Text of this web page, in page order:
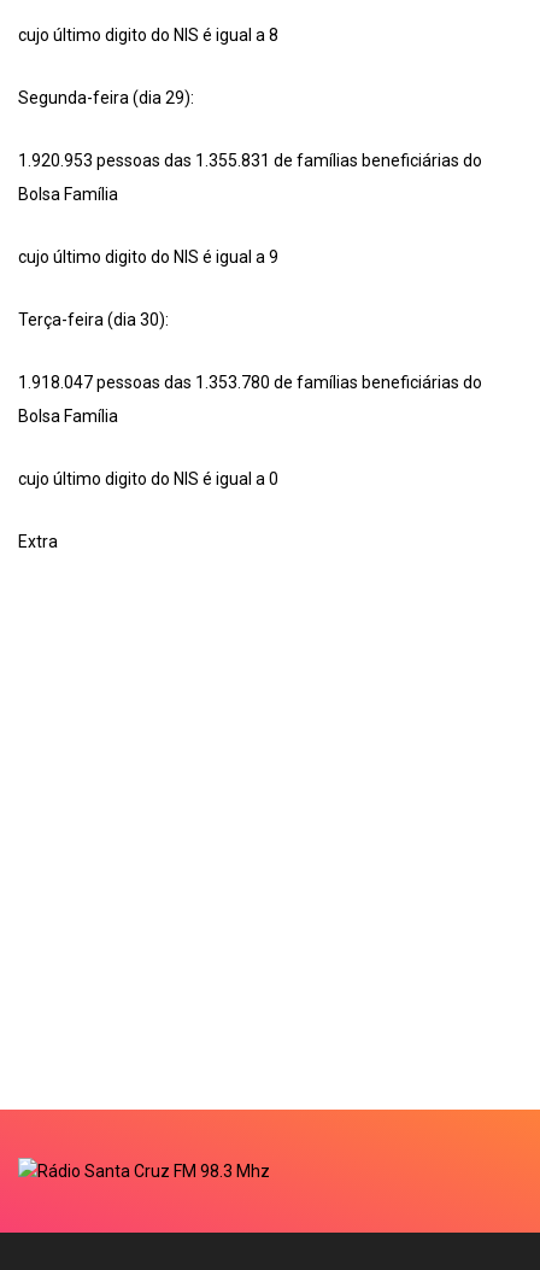
cujo último digito do NIS é igual a 8
Segunda-feira (dia 29):
1.920.953 pessoas das 1.355.831 de famílias beneficiárias do
Bolsa Família
cujo último digito do NIS é igual a 9
Terça-feira (dia 30):
1.918.047 pessoas das 1.353.780 de famílias beneficiárias do
Bolsa Família
cujo último digito do NIS é igual a 0
Extra